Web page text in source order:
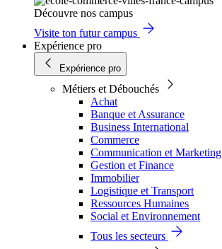
Découvre nos campus
Visite ton futur campus
Expérience pro
Expérience pro
Métiers et Débouchés
Achat
Banque et Assurance
Business International
Commerce
Communication et Marketing
Gestion et Finance
Immobilier
Logistique et Transport
Ressources Humaines
Social et Environnement
Tous les secteurs